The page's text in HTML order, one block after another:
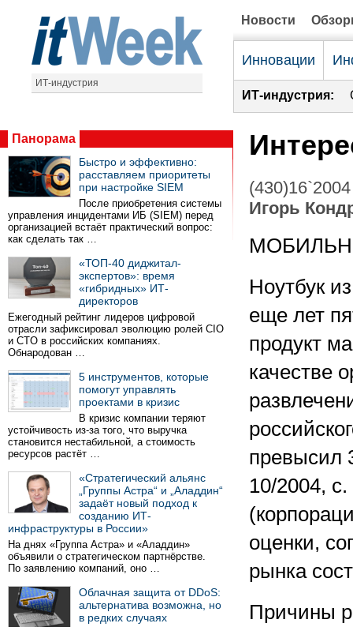
ИТ-индустрия
Новости
Инновации
ИТ-индустрия:
Панорама
Быстро и эффективно:
расставляем приоритеты
при настройке SIEM
После приобретения системы
управления инцидентами ИБ (SIEM) перед
организацией встаёт практический вопрос:
как сделать так …
«ТОП-40 диджитал-
экспертов»: время
«гибридных» ИТ-
директоров
Ежегодный рейтинг лидеров цифровой
отрасли зафиксировал эволюцию ролей CIO
и CTO в российских компаниях.
Обнародован …
5 инструментов, которые
помогут управлять
проектами в кризис
В кризис компании теряют
устойчивость из-за того, что выручка
становится нестабильной, а стоимость
ресурсов растёт …
«Стратегический альянс
„Группы Астра“ и „Аладдин“
задаёт новый подход к
созданию ИТ-
инфраструктуры в России»
На днях «Группа Астра» и «Аладдин»
объявили о стратегическом партнёрстве.
По заявлению компаний, оно …
Облачная защита от DDoS:
альтернатива возможна, но
в редких случаях
(430)16`2004
Игорь
Ноутбук
еще лет
продукт
качестве
превысил
10/2004,
оценки,
рынка
Причины